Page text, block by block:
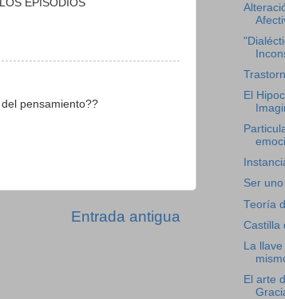
EPISODIOS
pensamiento??
Entrada antigua
El
Ser
Teoría
Castilla
La
El arte